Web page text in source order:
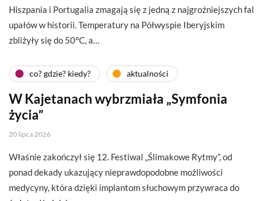
Hiszpania i Portugalia zmagają się z jedną z najgroźniejszych fal
upałów w historii. Temperatury na Półwyspie Iberyjskim
zbliżyły się do 50°C, a…
co? gdzie? kiedy? aktualności
W Kajetanach wybrzmiała „Symfonia
życia”
20 lipca 2026
Właśnie zakończył się 12. Festiwal „Ślimakowe Rytmy”, od
ponad dekady ukazujący nieprawdopodobne możliwości
medycyny, która dzięki implantom słuchowym przywraca do